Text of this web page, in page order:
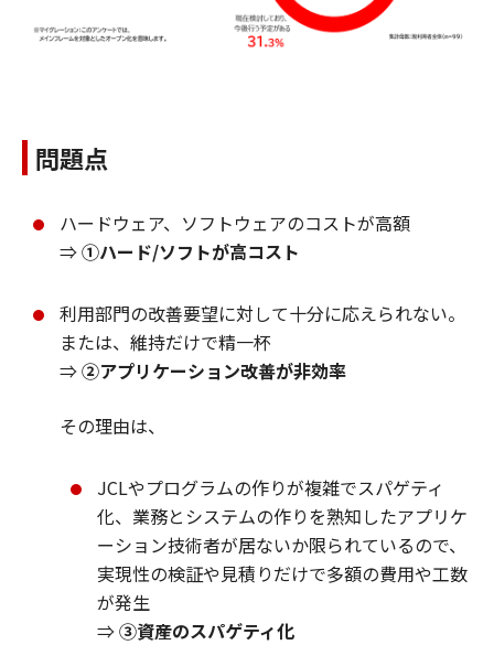
問題点
ハードウェア、ソフトウェアのコストが高額
⇒①ハード/ソフトが高コスト
利用部門の改善要望に対して十分に応えられない。
または、維持だけで精一杯
⇒②アプリケーション改善が非効率
その理由は、
JCLやプログラムの作りが複雑でスパゲティ
化、業務とシステムの作りを熟知したアプリケ
ーション技術者が居ないか限られているので、
実現性の検証や見積りだけで多額の費用や工数
が発生
⇒③資産のスパゲティ化